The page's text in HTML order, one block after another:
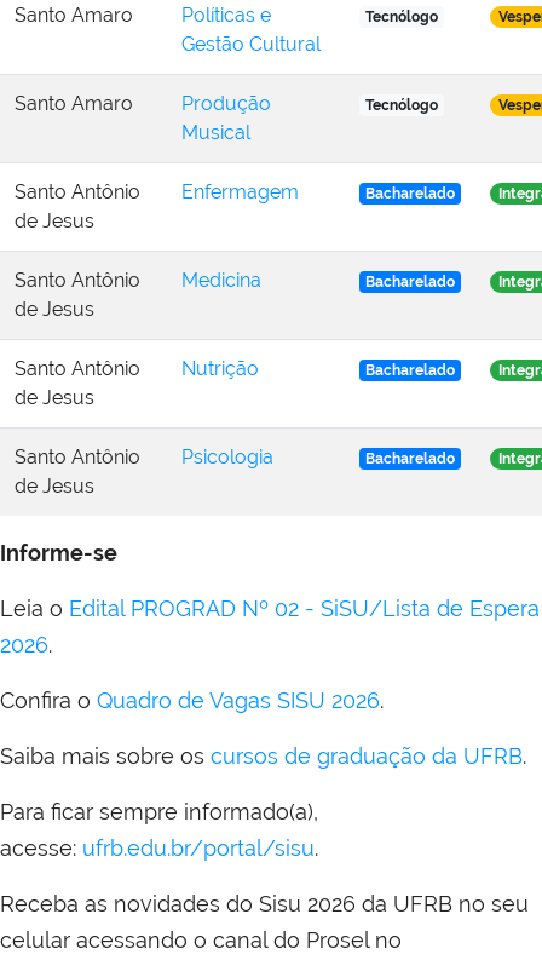
Santo Amaro
Políticas e
Gestão Cultural
Tecnólogo
Santo Amaro
Produção
Musical
Tecnólogo
Santo Antônio
de Jesus
Enfermagem Bacharelado
Santo Antônio
de Jesus
Medicina Bacharelado
Santo Antônio
de Jesus
Nutrição Bacharelado
Santo Antônio
de Jesus
Psicologia Bacharelado
Informe-se
Leia o Edital PROGRAD Nº 02 - SiSU/Lista de Espera
2026.
Confira o Quadro de Vagas SISU 2026.
Saiba mais sobre os cursos de graduação da UFRB.
Para ficar sempre informado(a),
acesse: ufrb.edu.br/portal/sisu.
Receba as novidades do Sisu 2026 da UFRB no seu
celular acessando o canal do Prosel no